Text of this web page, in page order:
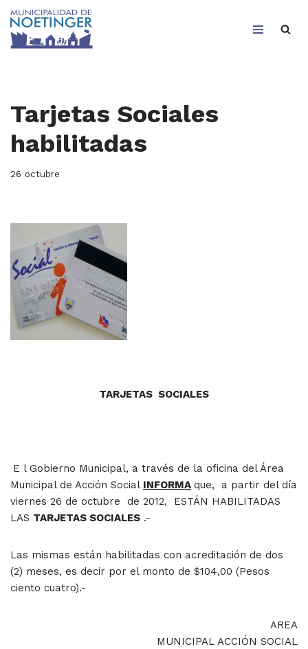
Saltar
Tarjetas Sociales
habilitadas
26 octubre
TARJETAS SOCIALES
E l Gobierno Municipal, a través de la oficina del Área
Municipal de Acción Social INFORMA que, a partir del día
viernes 26 de octubre de 2012, ESTÁN HABILITADAS
LAS TARJETAS SOCIALES .-
Las mismas están habilitadas con acreditación de dos
(2) meses, es decir por el monto de $104,00 (Pesos
ciento cuatro).-
AREA
MUNICIPAL ACCIÓN SOCIAL